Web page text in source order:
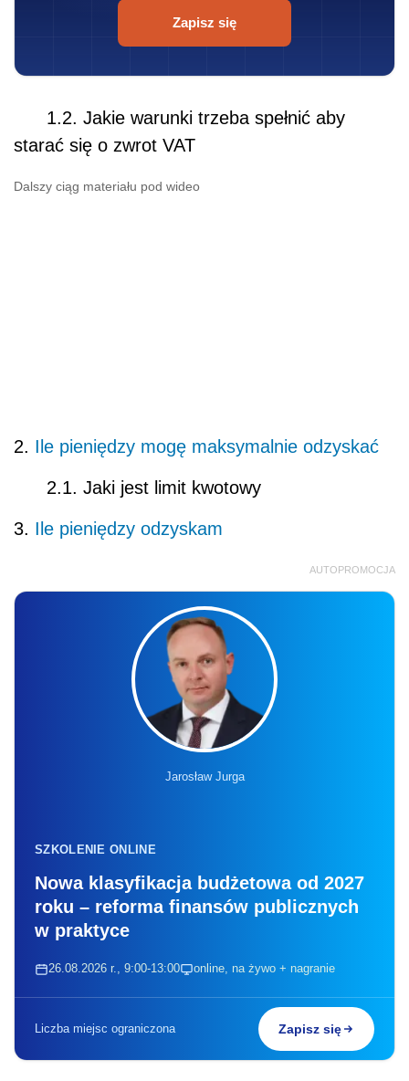
Zapisz się
1.2. Jakie warunki trzeba spełnić aby
starać się o zwrot VAT
Dalszy ciąg materiału pod wideo
2. Ile pieniędzy mogę maksymalnie odzyskać
2.1. Jaki jest limit kwotowy
3. Ile pieniędzy odzyskam
AUTOPROMOCJA
Jarosław Jurga
SZKOLENIE ONLINE
Nowa klasyfikacja budżetowa od 2027
roku – reforma finansów publicznych
w praktyce
26.08.2026 r., 9:00-13:00 online, na żywo + nagranie
Liczba miejsc ograniczona Zapisz się